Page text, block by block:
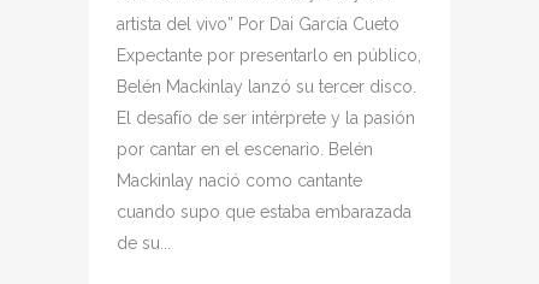
artista del vivo” Por Dai García Cueto
Expectante por presentarlo en público,
Belén Mackinlay lanzó su tercer disco.
El desafío de ser intérprete y la pasión
por cantar en el escenario. Belén
Mackinlay nació como cantante
cuando supo que estaba embarazada
de su...